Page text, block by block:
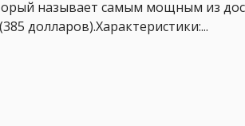
называет самым мощным из
долларов).Характеристики:...